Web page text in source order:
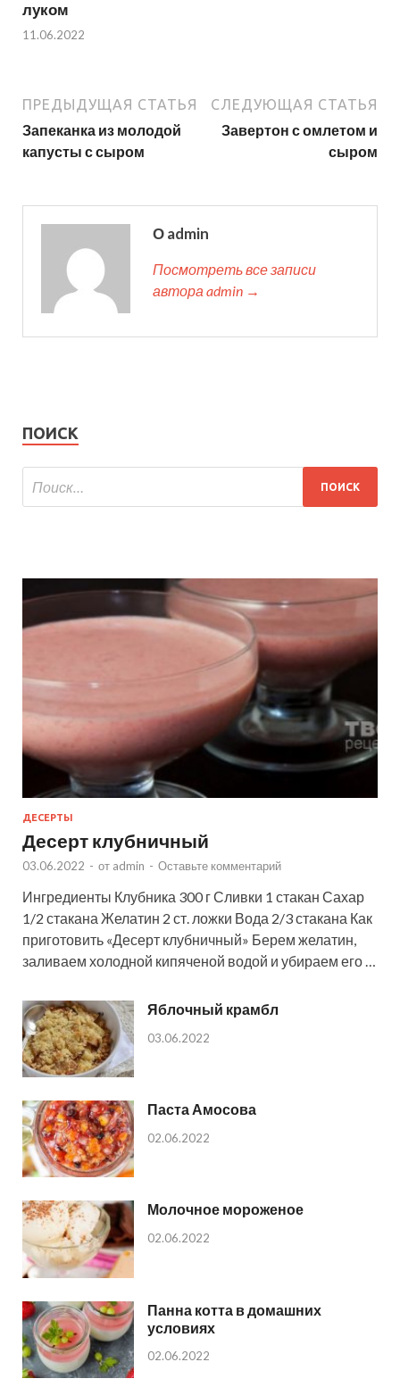
луком
11.06.2022
ПРЕДЫДУЩАЯ СТАТЬЯ
Запеканка из молодой
капусты с сыром
СЛЕДУЮЩАЯ СТАТЬЯ
Завертон с омлетом и
сыром
О admin
Посмотреть все записи
автора admin →
ПОИСК
ДЕСЕРТЫ
Десерт клубничный
03.06.2022 - от admin - Оставьте комментарий
Ингредиенты Клубника 300 г Сливки 1 стакан Сахар
1/2 стакана Желатин 2 ст. ложки Вода 2/3 стакана Как
приготовить «Десерт клубничный» Берем желатин,
заливаем холодной кипяченой водой и убираем его …
Яблочный крамбл
03.06.2022
Паста Амосова
02.06.2022
Молочное мороженое
02.06.2022
Панна котта в домашних
условиях
02.06.2022